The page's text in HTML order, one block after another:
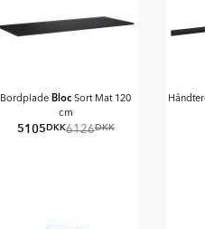
Bordplade Bloc Sort Mat 120
cm
5105DKK6126DKK